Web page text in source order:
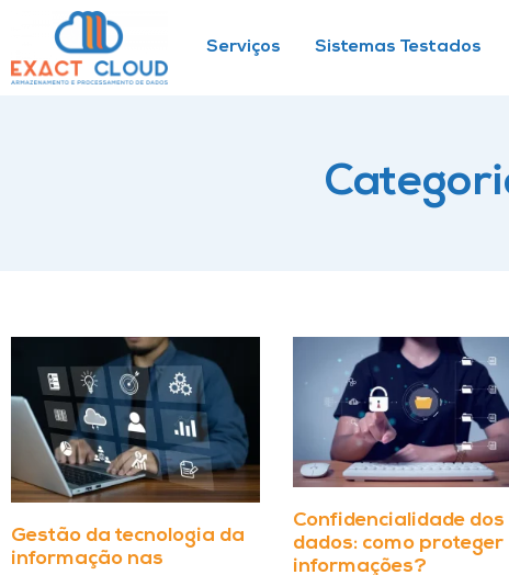
Serviços Sistemas Testados
Gestão da tecnologia da
informação nas
Confidencialidade dos
dados: como proteger
informações?